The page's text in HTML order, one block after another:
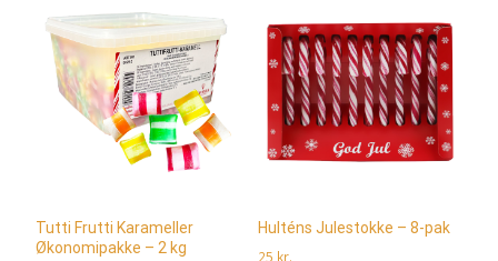
Tutti Frutti Karameller
Økonomipakke – 2 kg
Hulténs Julestokke – 8-pak